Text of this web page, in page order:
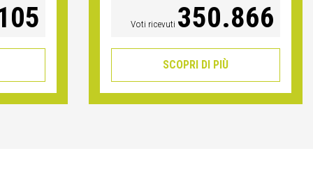
Voti ricevuti 350.866
SCOPRI DI PIÙ